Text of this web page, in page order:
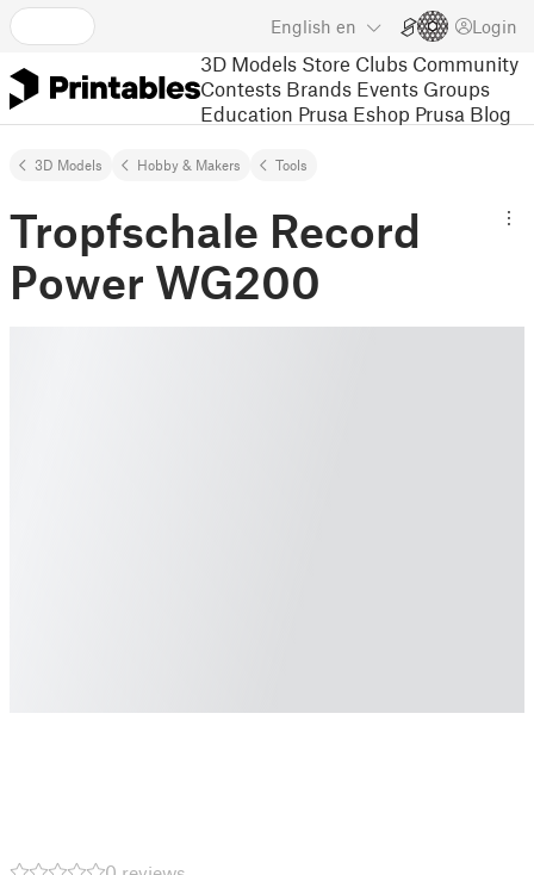
English en Login
3D Models Store Clubs Community
Contests Brands Events Groups
Education Prusa Eshop Prusa Blog
3D Models Hobby & Makers Tools
Tropfschale Record
Power WG200